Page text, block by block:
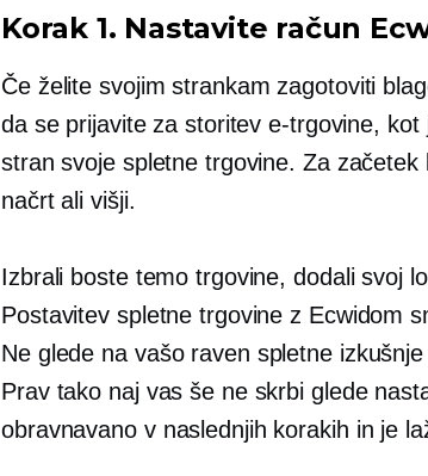
Korak 1. Nastavite račun
Če želite svojim strankam zagotoviti
da se prijavite za storitev e-trgovine, kot
stran svoje spletne trgovine. Za
načrt ali višji.
Izbrali boste temo trgovine, dodali svoj
Postavitev spletne trgovine z Ecwidom
Ne glede na vašo raven spletne
Prav tako naj vas še ne skrbi glede
obravnavano v naslednjih korakih in je